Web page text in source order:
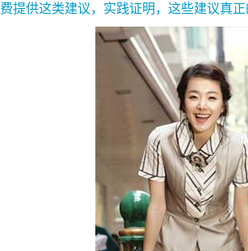
费提供这类建议，实践证明，这些建议真